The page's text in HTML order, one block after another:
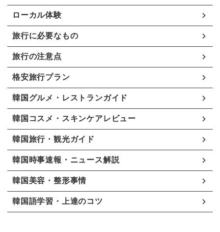
ローカル体験
旅行に必要なもの
旅行の注意点
格安旅行プラン
韓国グルメ・レストランガイド
韓国コスメ・スキンケアレビュー
韓国旅行・観光ガイド
韓国時事速報・ニュース解説
韓国美容・整形事情
韓国語学習・上達のコツ